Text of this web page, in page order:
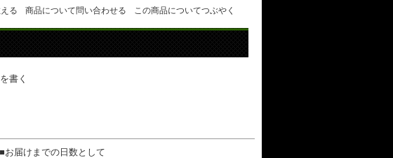
る 商品について問い合わせる この商品についてつぶやく
書く
■お届けまでの日数として